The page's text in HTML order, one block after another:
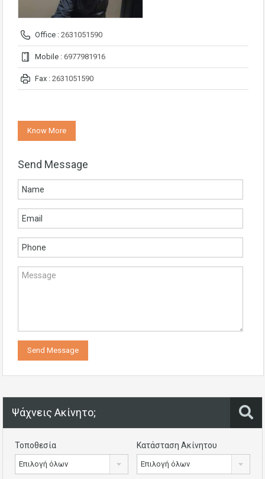
Office : 2631051590
Mobile : 6977981916
Fax : 2631051590
Know More
Send Message
Ψάχνεις Ακίνητο;
Τοποθεσία
Επιλογή όλων
Κατάσταση Ακίνητου
Επιλογή όλων